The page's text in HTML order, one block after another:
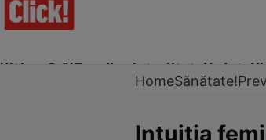
Ultima Oră!Trending Actualitate Vedete
HomeSănătate!
Intuiţia